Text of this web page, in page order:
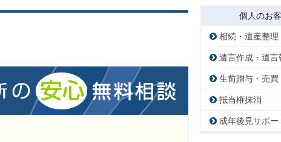
個人のお
相続・遺産整理
遺言作成・遺言
生前贈与・売買
抵当権抹消
成年後見サポー